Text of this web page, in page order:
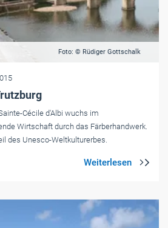
Foto: © Rüdiger Gottschalk
Cécile d'Albi wuchs im
Wirtschaft durch das Färberhandwerk.
des Unesco-Weltkulturerbes.